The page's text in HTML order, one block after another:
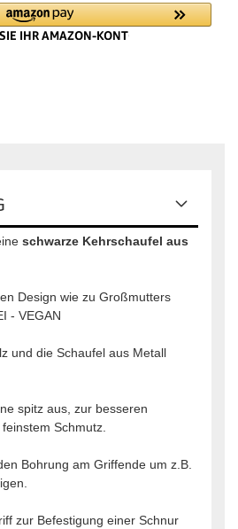
schwarze Kehrschaufel aus
Design wie zu Großmutters
- VEGAN
und die Schaufel aus Metall
spitz aus, zur besseren
Schmutz.
Bohrung am Griffende um z.B.
zur Befestigung einer Schnur